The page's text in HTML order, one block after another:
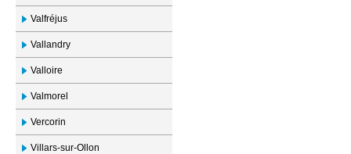
Valfréjus
Vallandry
Valloire
Valmorel
Vercorin
Villars-sur-Ollon